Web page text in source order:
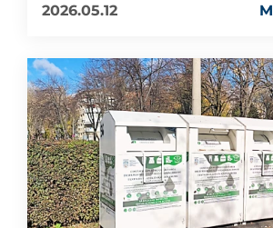
2026.05.12